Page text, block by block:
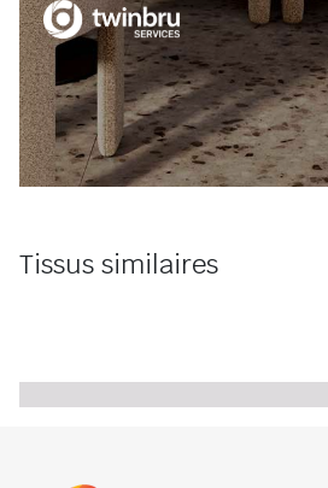
Tissus similaires